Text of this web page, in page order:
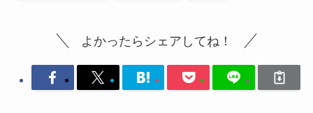
よかったらシェアしてね！